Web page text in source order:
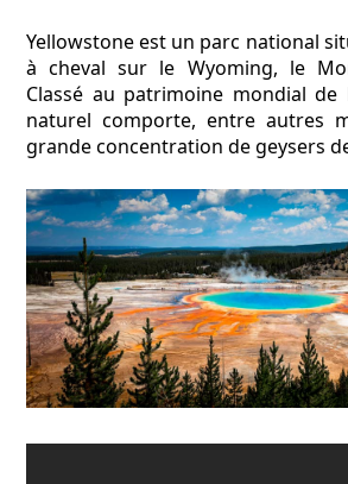
Yellowstone est un parc national
à cheval sur le Wyoming, le
Classé au patrimoine mondial de
naturel comporte, entre autres
grande concentration de geysers